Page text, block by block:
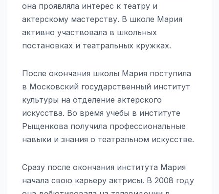
она проявляла интерес к театру и
актерскому мастерству. В школе Мария
активно участвовала в школьных
постановках и театральных кружках.
После окончания школы Мария поступила
в Московский государственный институт
культуры на отделение актерского
искусства. Во время учебы в институте
Рыщенкова получила профессиональные
навыки и знания о театральном искусстве.
Сразу после окончания института Мария
начала свою карьеру актрисы. В 2008 году